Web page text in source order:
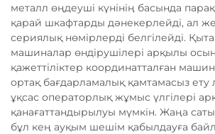
металл өңдеуші күнінің басында
қарай шкафтарды дәнекерлейді, ал
сериялық нөмірлерді белгілейді.
машиналар өндірушілері арқылы
қажеттіліктер координатталған
ортақ бағдарламалық қамтамасыз
ұқсас операторлық жұмыс үлгілері
қанағаттандырылуы мүмкін. Жаңа
бұл кең ауқым шешім қабылдауға